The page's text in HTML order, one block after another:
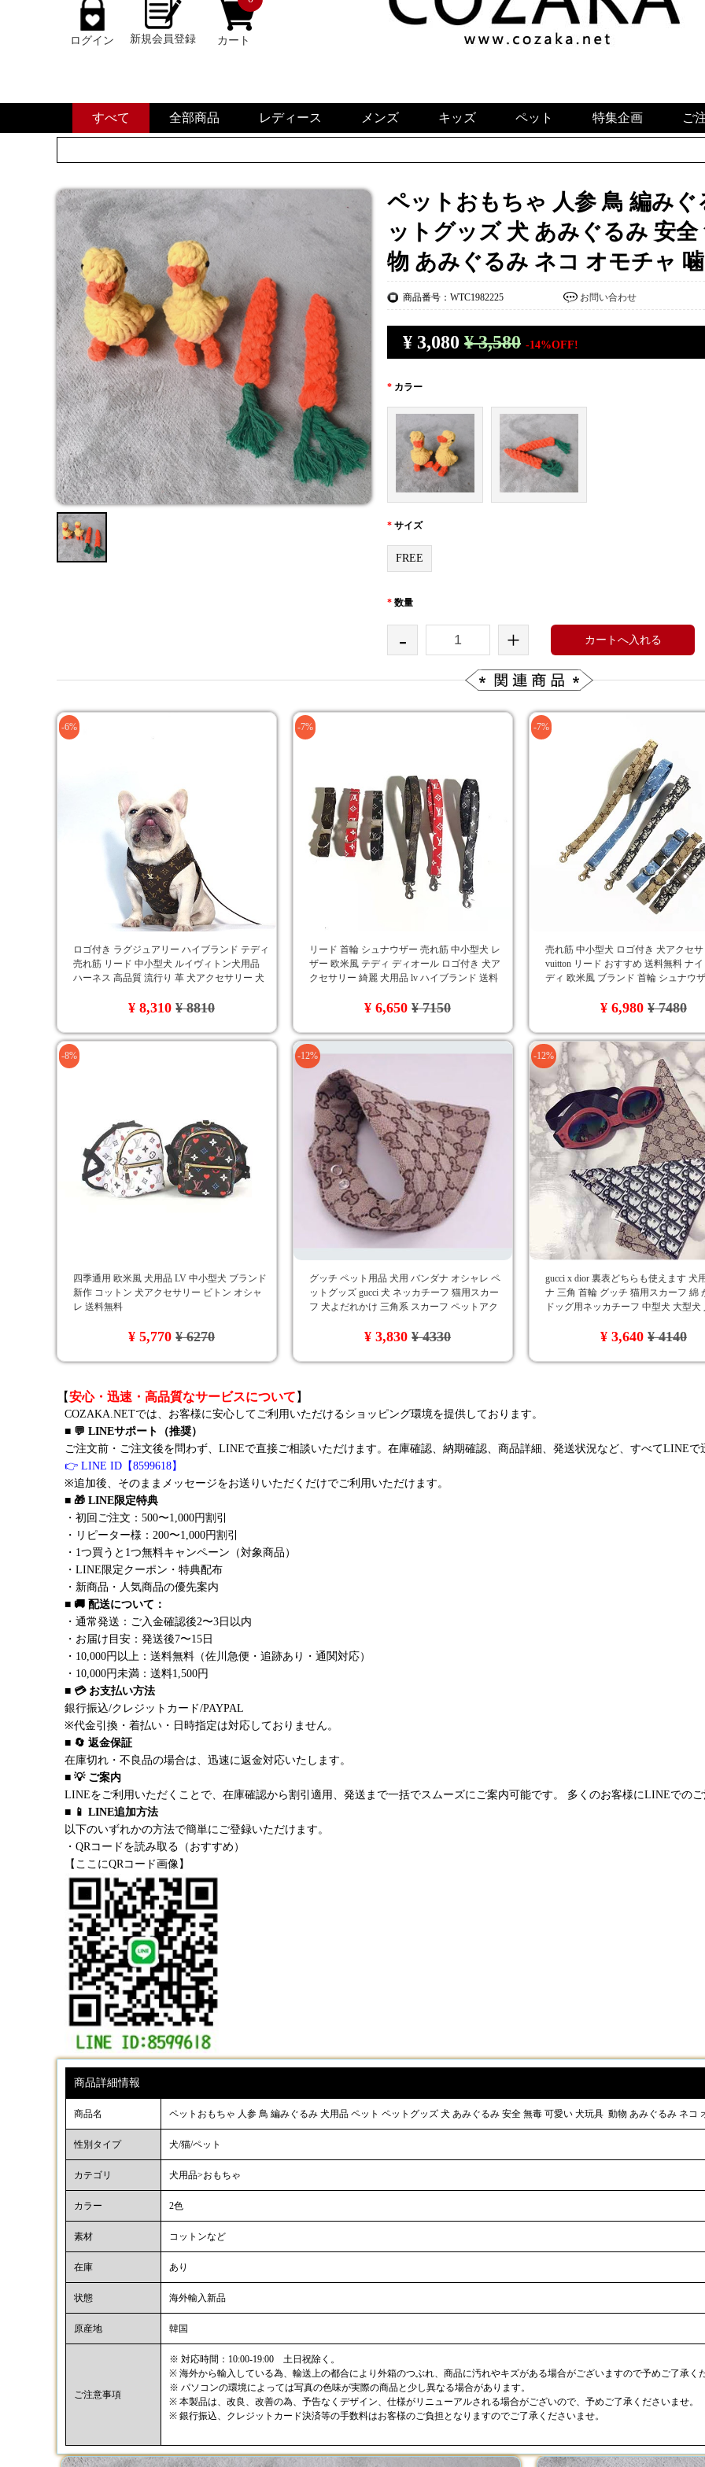
ログイン 新規会員登録 カート
すべて 全部商品 レディース メンズ キッズ ペット 特集企画 ご
ペットおもちゃ 人参 鳥 編み
ットグッズ 犬 あみぐるみ 安
物 あみぐるみ ネコ オモチャ
商品番号：WTC1982225 お問い合わせ
¥ 3,080 ¥ 3,580 -14%OFF!
* カラー
* サイズ
FREE
* 数量
- + カートへ入れる
-6%
ロゴ付き ラグジュアリー ハイブランド テディ
売れ筋 リード 中小型犬 ルイヴィトン犬用品
ハーネス 高品質 流行り 革 犬アクセサリー 犬
¥ 8,310¥ 8810
-7%
リード 首輪 シュナウザー 売れ筋 中小型犬 レ
ザー 欧米風 テディ ディオール ロゴ付き 犬ア
クセサリー 綺麗 犬用品 lv ハイブランド 送料
¥ 6,650¥ 7150
-7%
売れ筋 中小型犬 ロゴ付き 犬アクセサ
vuitton リード おすすめ 送料無料 ナ
ディ 欧米風 ブランド 首輪 シュナウ
¥ 6,980¥ 7480
-8%
四季通用 欧米風 犬用品 LV 中小型犬 ブランド
新作 コットン 犬アクセサリー ビトン オシャ
レ 送料無料
¥ 5,770¥ 6270
-12%
グッチ ペット用品 犬用 バンダナ オシャレ ペ
ットグッズ gucci 犬 ネッカチーフ 猫用スカー
フ 犬よだれかけ 三角系 スカーフ ペットアク
¥ 3,830¥ 4330
-12%
gucci x dior 裏表どちらも使えます 犬
ナ 三角 首輪 グッチ 猫用スカーフ 綿
ドッグ用ネッカチーフ 中型犬 大型犬
¥ 3,640¥ 4140
【安心・迅速・高品質なサービスについて 】
COZAKA.NETでは、お客様に安心してご利用いただけるショッピング環境を提供しております。
■ 💬 LINEサポート（推奨）
ご注文前・ご注文後を問わず、LINEで直接ご相談いただけます。在庫確認、納期確認、商品詳細、発送状況など、すべてLINEで
👉 LINE ID【8599618】
※追加後、そのままメッセージをお送りいただくだけでご利用いただけます。
■ 🎁 LINE限定特典
・初回ご注文：500〜1,000円割引
・リピーター様：200〜1,000円割引
・1つ買うと1つ無料キャンペーン（対象商品）
・LINE限定クーポン・特典配布
・新商品・人気商品の優先案内
■ 🚚 配送について：
・通常発送：ご入金確認後2〜3日以内
・お届け目安：発送後7〜15日
・10,000円以上：送料無料（佐川急便・追跡あり・通関対応）
・10,000円未満：送料1,500円
■ 💳 お支払い方法
銀行振込/クレジットカード/PAYPAL
※代金引換・着払い・日時指定は対応しておりません。
■ 🔄 返金保証
在庫切れ・不良品の場合は、迅速に返金対応いたします。
■ 💡 ご案内
LINEをご利用いただくことで、在庫確認から割引適用、発送まで一括でスムーズにご案内可能です。 多くのお客様にLINEでの
■ 📱 LINE追加方法
以下のいずれかの方法で簡単にご登録いただけます。
・QRコードを読み取る（おすすめ）
【ここにQRコード画像】
商品詳細情報
商品名 ペットおもちゃ 人参 鳥 編みぐるみ 犬用品 ペット ペットグッズ 犬 あみぐるみ 安全 無毒 可愛い 犬玩具 動物 あみぐるみ ネコ
性別タイプ 犬/猫/ペット
カテゴリ 犬用品>おもちゃ
カラー 2色
素材 コットンなど
在庫 あり
状態 海外輸入新品
原産地 韓国
ご注意事項
※ 対応時間：10:00-19:00 土日祝除く。
※ 海外から輸入している為、輸送上の都合により外箱のつぶれ、商品に汚れやキズがある場合がございますので予めご了承く
※ パソコンの環境によっては写真の色味が実際の商品と少し異なる場合があります。
※ 本製品は、改良、改善の為、予告なくデザイン、仕様がリニューアルされる場合がございので、予めご了承くださいませ。
※ 銀行振込、クレジットカード決済等の手数料はお客様のご負担となりますのでご了承くださいませ。